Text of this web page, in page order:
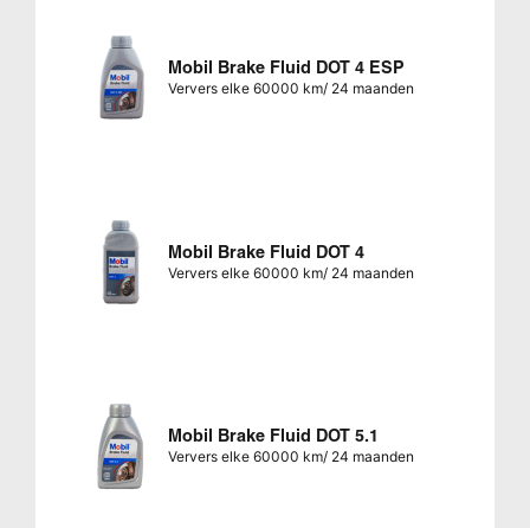
Mobil Brake Fluid DOT 4 ESP
Ververs elke 60000 km/ 24 maanden
Mobil Brake Fluid DOT 4
Ververs elke 60000 km/ 24 maanden
Mobil Brake Fluid DOT 5.1
Ververs elke 60000 km/ 24 maanden